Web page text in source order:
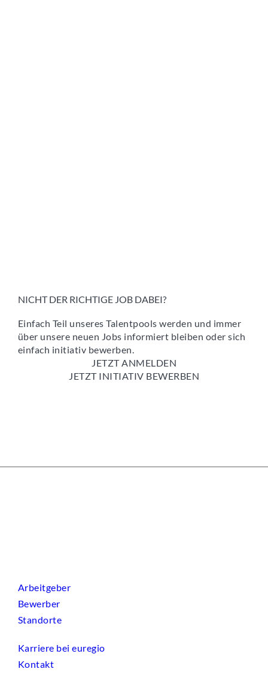
NICHT DER RICHTIGE JOB DABEI?
Einfach Teil unseres Talentpools werden und immer
über unsere neuen Jobs informiert bleiben oder sich
einfach initiativ bewerben.
JETZT ANMELDEN
JETZT INITIATIV BEWERBEN
Arbeitgeber
Bewerber
Standorte
Karriere bei euregio
Kontakt